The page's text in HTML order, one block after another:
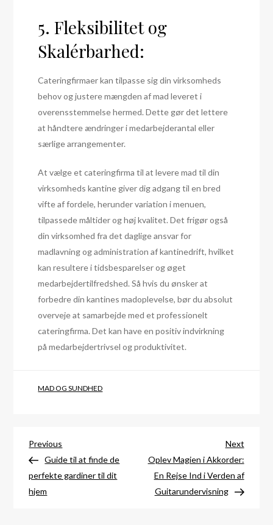
5. Fleksibilitet og
Skalérbarhed:
Cateringfirmaer kan tilpasse sig din virksomheds
behov og justere mængden af mad leveret i
overensstemmelse hermed. Dette gør det lettere
at håndtere ændringer i medarbejderantal eller
særlige arrangementer.
At vælge et cateringfirma til at levere mad til din
virksomheds kantine giver dig adgang til en bred
vifte af fordele, herunder variation i menuen,
tilpassede måltider og høj kvalitet. Det frigør også
din virksomhed fra det daglige ansvar for
madlavning og administration af kantinedrift, hvilket
kan resultere i tidsbesparelser og øget
medarbejdertilfredshed. Så hvis du ønsker at
forbedre din kantines madoplevelse, bør du absolut
overveje at samarbejde med et professionelt
cateringfirma. Det kan have en positiv indvirkning
på medarbejdertrivsel og produktivitet.
MAD OG SUNDHED
Indlægsnavigation
Previous
Post
Previous
Guide til at finde de
perfekte gardiner til dit
hjem
Next
Post
Next
Oplev Magien i Akkorder:
En Rejse Ind i Verden af
Guitarundervisning